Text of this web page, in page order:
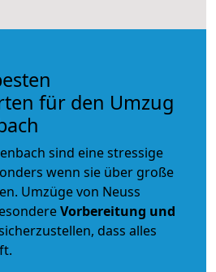
für den Umzug
sind eine stressige
wenn sie über große
Umzüge von Neuss
Vorbereitung und
dass alles